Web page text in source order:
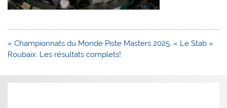
Navigation
de
« Championnats du Monde Piste Masters 2025, « Le Stab »
Roubaix: Les résultats complets!